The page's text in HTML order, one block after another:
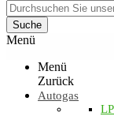
Suche
Menü
Menü
Zurück
Autogas